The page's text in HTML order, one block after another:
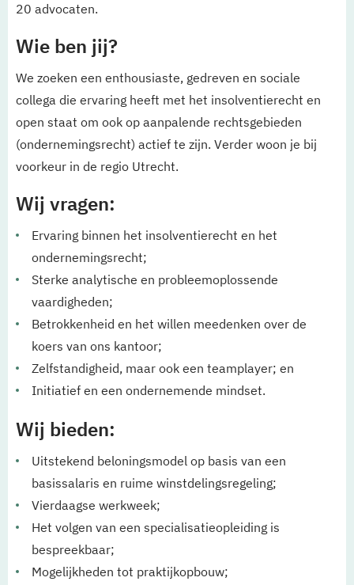
20 advocaten.
Wie ben jij?
We zoeken een enthousiaste, gedreven en sociale
collega die ervaring heeft met het insolventierecht en
open staat om ook op aanpalende rechtsgebieden
(ondernemingsrecht) actief te zijn. Verder woon je bij
voorkeur in de regio Utrecht.
Wij vragen:
Ervaring binnen het insolventierecht en het
ondernemingsrecht;
Sterke analytische en probleemoplossende
vaardigheden;
Betrokkenheid en het willen meedenken over de
koers van ons kantoor;
Zelfstandigheid, maar ook een teamplayer; en
Initiatief en een ondernemende mindset.
Wij bieden:
Uitstekend beloningsmodel op basis van een
basissalaris en ruime winstdelingsregeling;
Vierdaagse werkweek;
Het volgen van een specialisatieopleiding is
bespreekbaar;
Mogelijkheden tot praktijkopbouw;